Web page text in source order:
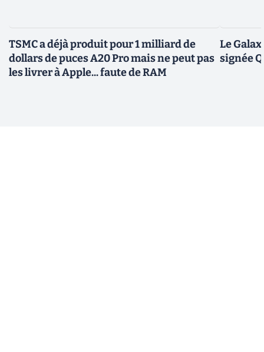
TSMC a déjà produit pour 1 milliard de
dollars de puces A20 Pro mais ne peut pas
les livrer à Apple... faute de RAM
Le
signée